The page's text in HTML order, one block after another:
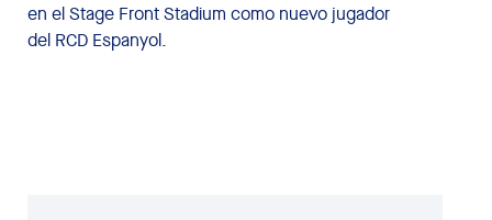
en el Stage Front Stadium como nuevo jugador
del RCD Espanyol.